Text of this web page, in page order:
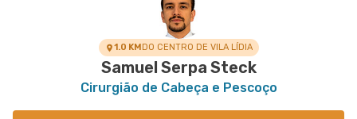
1.0 KMDO CENTRO DE VILA LÍDIA
Samuel Serpa Steck
Cirurgião de Cabeça e Pescoço